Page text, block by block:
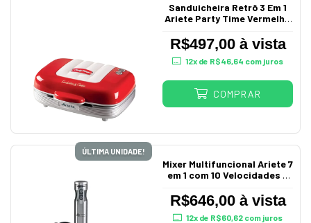
Sanduicheira Retrô 3 Em 1
Ariete Party Time Vermelho
R$497,00 à vista
12x de R$46,64 com juros
COMPRAR
ÚLTIMA UNIDADE!
Mixer Multifuncional Ariete 7
em 1 com 10 Velocidades +
R$646,00 à vista
12x de R$60,62 com juros